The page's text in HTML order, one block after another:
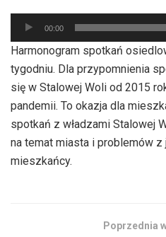
Odtwarzacz
plików
dźwiękowych
00:00
Harmonogram spotkań
tygodniu. Dla przypomnienia
się w Stalowej Woli od 2015
pandemii. To okazja dla
spotkań z władzami Stalowej
na temat miasta i problemów z
mieszkańcy.
Poprzednia